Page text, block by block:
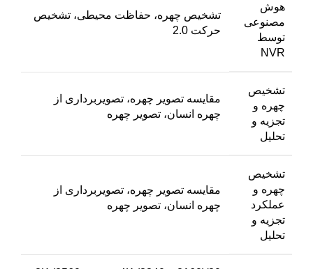
هوش
مصنوعی
توسط
NVR
تشخیص چهره، حفاظت محیطی، تشخیص
حرکت 2.0
تشخیص
چهره و
تجزیه و
تحلیل
مقایسه تصویر چهره، تصویربرداری از
چهره انسان، تصویر چهره
تشخیص
چهره و
عملکرد
تجزیه و
تحلیل
مقایسه تصویر چهره، تصویربرداری از
چهره انسان، تصویر چهره